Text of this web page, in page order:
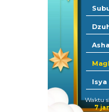
Isya
Waktu
7